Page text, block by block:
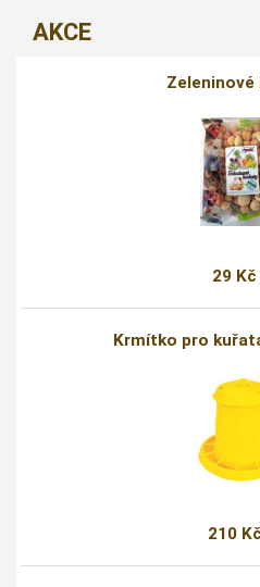
AKCE
29 Kč
Krmítko pro
210 Kč